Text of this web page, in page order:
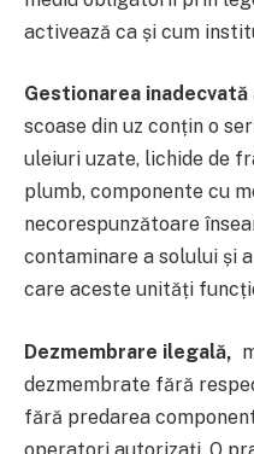
activează ca și cum
Gestionarea inadecvată
scoase din uz conțin o
uleiuri uzate, lichide de
plumb, componente cu
necorespunzătoare
contaminare a solului și
care aceste unități
Dezmembrare ilegală,
dezmembrate fără
fără predarea